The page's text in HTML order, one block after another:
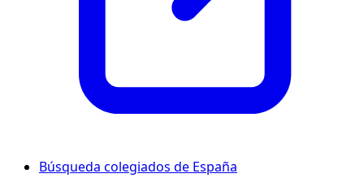
Búsqueda colegiados de España